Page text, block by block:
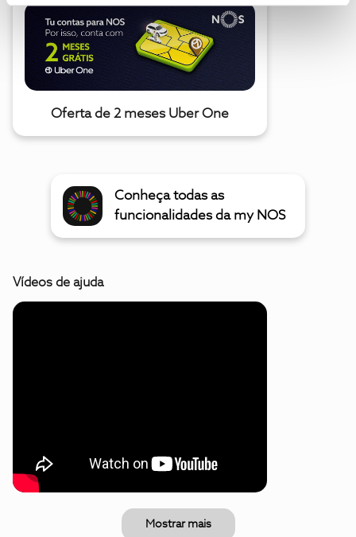
Oferta de 2 meses Uber One
Conheça todas as
funcionalidades da my NOS
Vídeos de ajuda
Mostrar mais